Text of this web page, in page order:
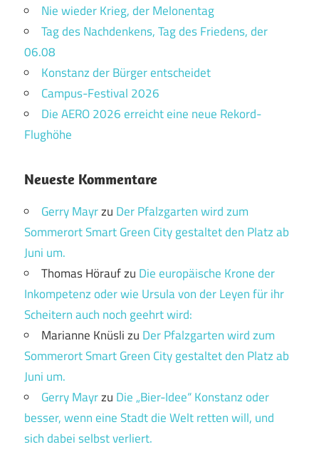
Nie wieder Krieg, der Melonentag
Tag des Nachdenkens, Tag des Friedens, der
06.08
Konstanz der Bürger entscheidet
Campus-Festival 2026
Die AERO 2026 erreicht eine neue Rekord-
Flughöhe
Neueste Kommentare
Gerry Mayrzu Der Pfalzgarten wird zum
Sommerort Smart Green City gestaltet den Platz ab
Juni um.
Thomas Höraufzu Die europäische Krone der
Inkompetenz oder wie Ursula von der Leyen für ihr
Scheitern auch noch geehrt wird:
Marianne Knüslizu Der Pfalzgarten wird zum
Sommerort Smart Green City gestaltet den Platz ab
Juni um.
Gerry Mayrzu Die „Bier-Idee“ Konstanz oder
besser, wenn eine Stadt die Welt retten will, und
sich dabei selbst verliert.